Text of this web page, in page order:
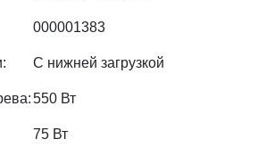
000001383
С нижней загрузкой
550 Вт
75 Вт